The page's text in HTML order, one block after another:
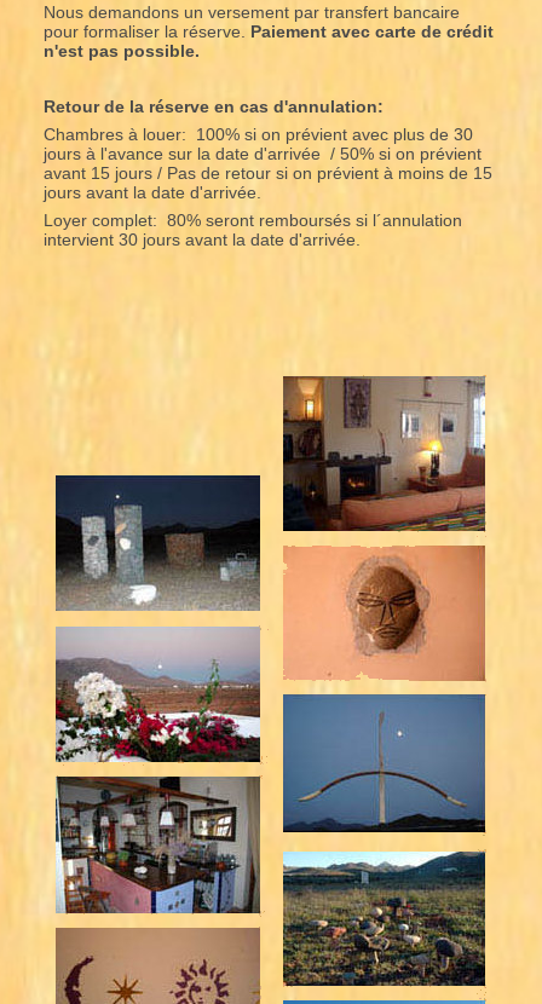
Nous demandons un versement par transfert bancaire
pour formaliser la réserve. Paiement avec carte de crédit
n'est pas possible.
Retour de la réserve en cas d'annulation:
Chambres à louer: 100% si on prévient avec plus de 30
jours à l'avance sur la date d'arrivée / 50% si on prévient
avant 15 jours / Pas de retour si on prévient à moins de 15
jours avant la date d'arrivée.
Loyer complet: 80% seront remboursés si l´annulation
intervient 30 jours avant la date d'arrivée.